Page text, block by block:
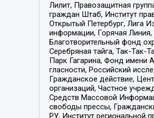
Лилит, Правозащитная
граждан Штаб, Институт
Открытый Петербург, Лига
информации, Горячая
Благотворительный фонд
Серебряная тайга, Так-Так-
Парк Гагарина, Фонд имени
гласности, Российский
Гражданское действие,
организаций, Частное
Средств Массовой
свободы прессы,
РУ, Институт региональной